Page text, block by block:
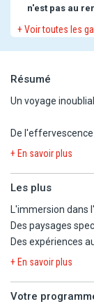
n'est pas au
+ Voir toutes les
Résumé
Un voyage
De
Jerash, partez sur
paysages
Trésor légendaire
Vivez l'aventure
bédouin sous les
mer Morte. Une
+ En savoir plus
Les plus
L'immersion dans
Des paysages
Des expériences
Circuit en petit
+ En savoir plus
Votre